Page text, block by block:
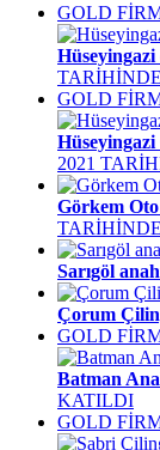
GOLD
GOLD
2021
Görkem
Sarıgöl
Çorum
GOLD
Batman
KATILDI
GOLD